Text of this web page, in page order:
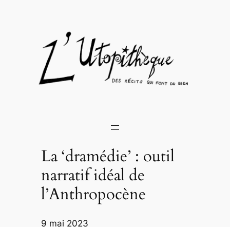
La ‘dramédie’ : outil
narratif idéal de
l’Anthropocène
9 mai 2023